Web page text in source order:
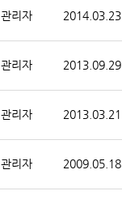
관리자 2014.03.23
관리자 2013.09.29
관리자 2013.03.21
관리자 2009.05.18